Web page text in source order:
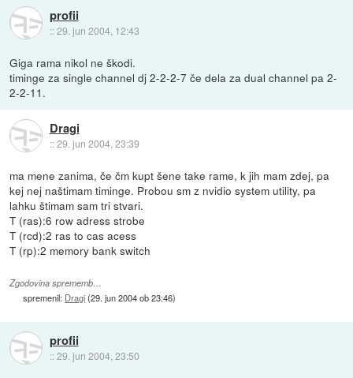
profii
::29. jun 2004, 12:43
Giga rama nikol ne škodi.
timinge za single channel dj 2-2-2-7 če dela za dual channel pa 2-
2-2-11.
Dragi
::29. jun 2004, 23:39
ma mene zanima, če čm kupt šene take rame, k jih mam zdej, pa
kej nej naštimam timinge. Probou sm z nvidio system utility, pa
lahku štimam sam tri stvari.
T (ras):6 row adress strobe
T (rcd):2 ras to cas acess
T (rp):2 memory bank switch
Zgodovina sprememb…
spremenil: Dragi(29. jun 2004 ob 23:46)
profii
::29. jun 2004, 23:50